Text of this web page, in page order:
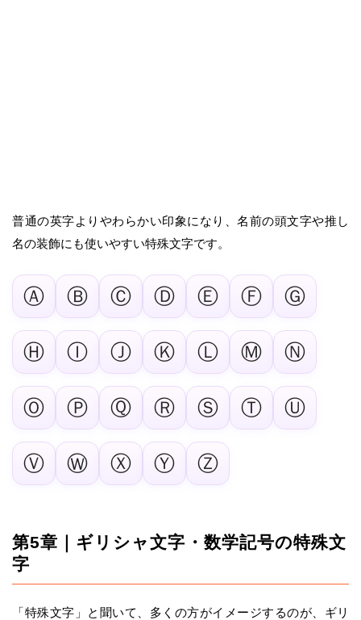
普通の英字よりやわらかい印象になり、名前の頭文字や推し
名の装飾にも使いやすい特殊文字です。
Ⓐ Ⓑ Ⓒ Ⓓ Ⓔ Ⓕ Ⓖ
Ⓗ Ⓘ Ⓙ Ⓚ Ⓛ Ⓜ︎ Ⓝ
Ⓞ Ⓟ Ⓠ Ⓡ Ⓢ Ⓣ Ⓤ
Ⓥ Ⓦ Ⓧ Ⓨ Ⓩ
第5章｜ギリシャ文字・数学記号の特殊文
字
「特殊文字」と聞いて、多くの方がイメージするのが、ギリ